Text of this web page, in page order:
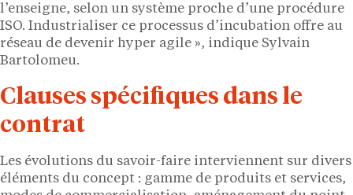
l’enseigne, selon un système proche d’une procédure
ISO. Industrialiser ce processus d’incubation offre au
réseau de devenir hyper agile », indique Sylvain
Bartolomeu.
Clauses spécifiques dans le
contrat
Les évolutions du savoir-faire interviennent sur divers
éléments du concept : gamme de produits et services,